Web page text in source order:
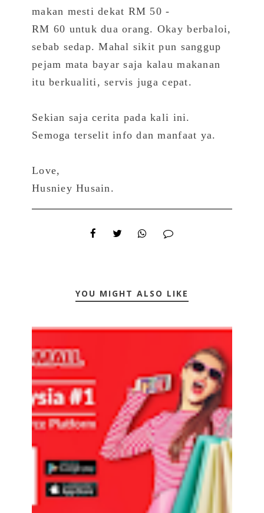
makan mesti dekat RM 50 -
RM 60 untuk dua orang. Okay berbaloi,
sebab sedap. Mahal sikit pun sanggup
pejam mata bayar saja kalau makanan
itu berkualiti, servis juga cepat.
Sekian saja cerita pada kali ini.
Semoga terselit info dan manfaat ya.
Love,
Husniey Husain.
YOU MIGHT ALSO LIKE